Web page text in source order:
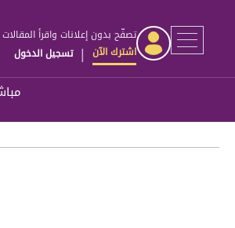
تصفّح بدون إعلانات واقرأ
اشترك الآن | تسجيل الدخول